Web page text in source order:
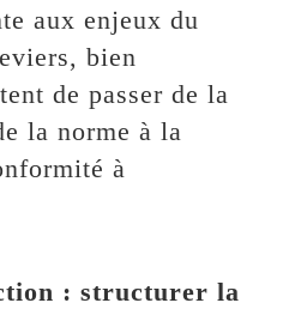
aux enjeux du
bien
de passer de la
la norme à la
à
: structurer la